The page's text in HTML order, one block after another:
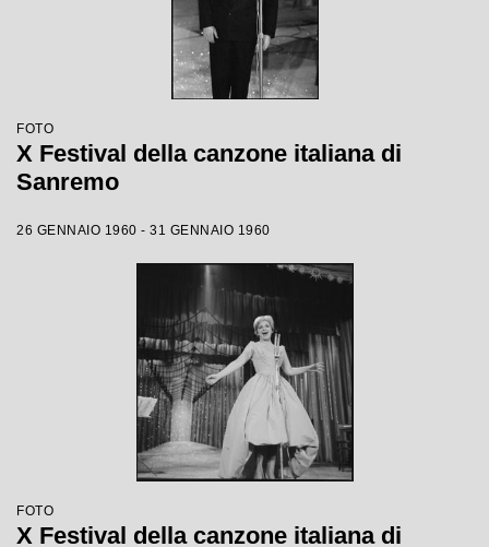
FOTO
X Festival della canzone italiana di
Sanremo
26 GENNAIO 1960 - 31 GENNAIO 1960
FOTO
X Festival della canzone italiana di